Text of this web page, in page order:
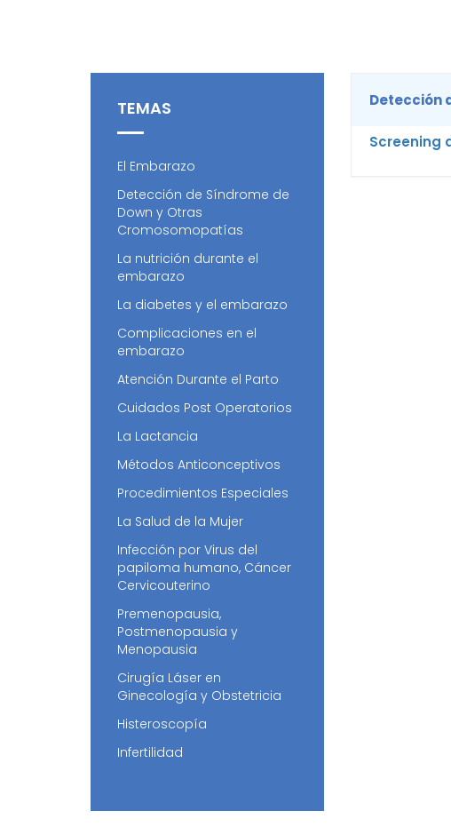
TEMAS
El Embarazo
Detección de Síndrome de
Down y Otras
Cromosomopatías
La nutrición durante el
embarazo
La diabetes y el embarazo
Complicaciones en el
embarazo
Atención Durante el Parto
Cuidados Post Operatorios
La Lactancia
Métodos Anticonceptivos
Procedimientos Especiales
La Salud de la Mujer
Infección por Virus del
papiloma humano, Cáncer
Cervicouterino
Premenopausia,
Postmenopausia y
Menopausia
Cirugía Láser en
Ginecología y Obstetricia
Histeroscopía
Infertilidad
Detección
Screening